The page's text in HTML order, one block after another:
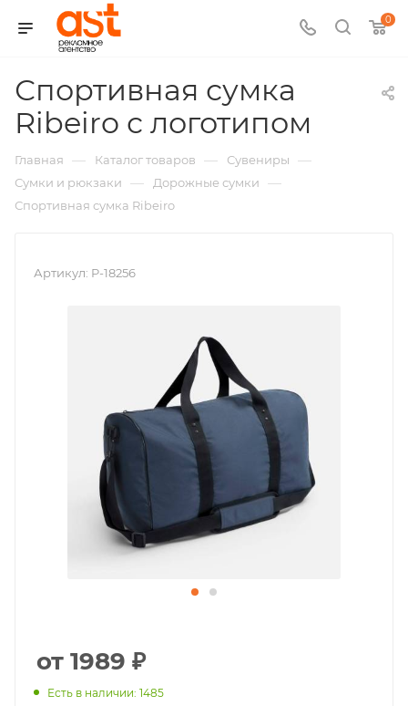
0
Спортивная сумка
Ribeiro с логотипом
арт.:
Главная — Каталог товаров — Сувениры —
Сумки и рюкзаки — Дорожные сумки —
Спортивная сумка Ribeiro
Артикул: P-18256
от 1989 ₽
Есть в наличии: 1485